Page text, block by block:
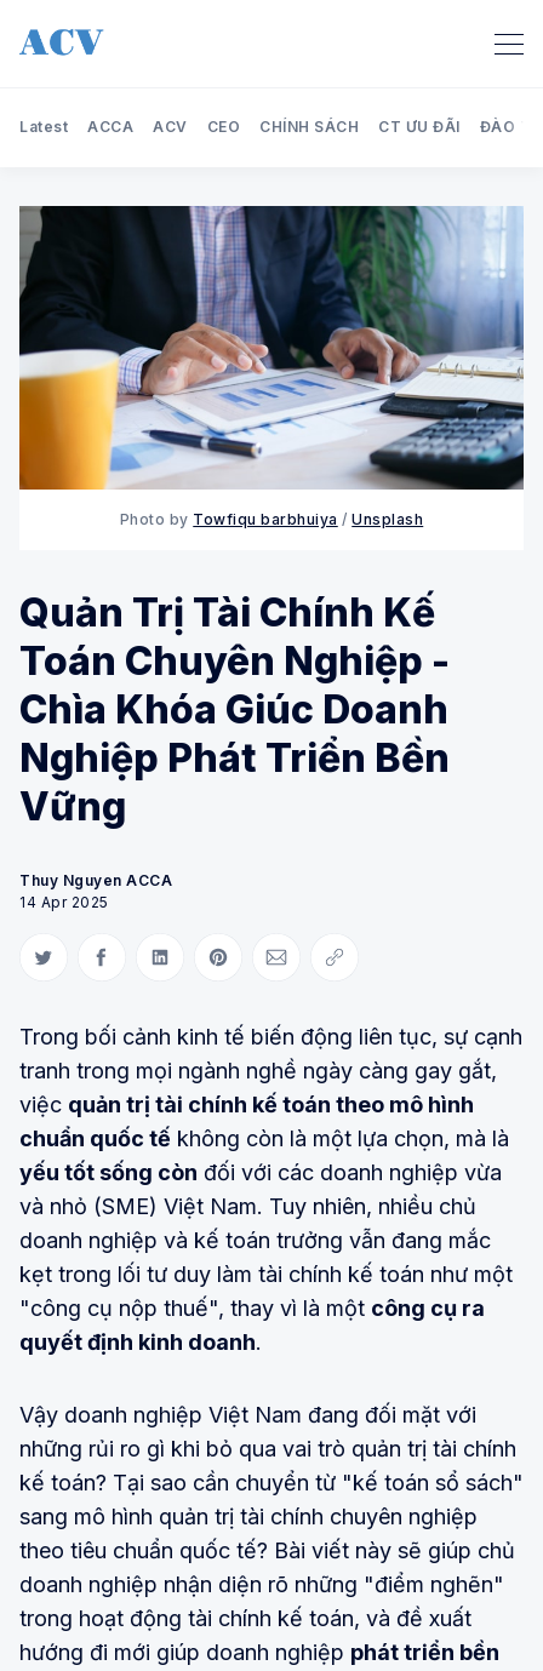
Search Audit Care Việt Nam
Latest ACCA ACV CEO CHÍNH SÁCH CT ƯU ĐÃI ĐÀO
Photo by Towfiqu barbhuiya /Unsplash
Quản Trị Tài Chính Kế
Toán Chuyên Nghiệp -
Chìa Khóa Giúc Doanh
Nghiệp Phát Triển Bền
Vững
Thuy Nguyen ACCA
14 Apr 2025
Share on Twitter
Share on Facebook
Share on LinkedIn
Share on Pinterest
Share via Email
Copy link
Trong bối cảnh kinh tế biến động liên tục, sự cạnh
tranh trong mọi ngành nghề ngày càng gay gắt,
việc quản trị tài chính kế toán theo mô hình
chuẩn quốc tế không còn là một lựa chọn, mà là
yếu tốt sống còn đối với các doanh nghiệp vừa
và nhỏ (SME) Việt Nam. Tuy nhiên, nhiều chủ
doanh nghiệp và kế toán trưởng vẫn đang mắc
kẹt trong lối tư duy làm tài chính kế toán như một
"công cụ nộp thuế", thay vì là một công cụ ra
quyết định kinh doanh.
Vậy doanh nghiệp Việt Nam đang đối mặt với
những rủi ro gì khi bỏ qua vai trò quản trị tài chính
kế toán? Tại sao cần chuyển từ "kế toán sổ sách"
sang mô hình quản trị tài chính chuyên nghiệp
theo tiêu chuẩn quốc tế? Bài viết này sẽ giúp chủ
doanh nghiệp nhận diện rõ những "điểm nghẽn"
trong hoạt động tài chính kế toán, và đề xuất
hướng đi mới giúp doanh nghiệp phát triển bền